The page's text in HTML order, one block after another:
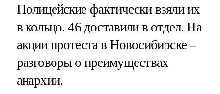
Полицейские фактически взяли их
в кольцо. 46 доставили в отдел. На
акции протеста в Новосибирске –
разговоры о преимуществах
анархии.